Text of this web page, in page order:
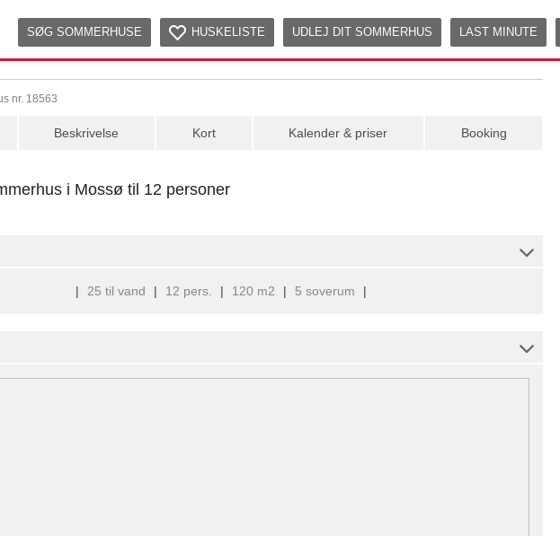
SØG SOMMERHUSE HUSKELISTE UDLEJ DIT SOMMERHUS LAST MINUTE
nr. 18563
Beskrivelse Kort Kalender & priser Booking
i Mossø til 12 personer
| 25 til vand | 12 pers. | 120 m2 | 5 soverum |